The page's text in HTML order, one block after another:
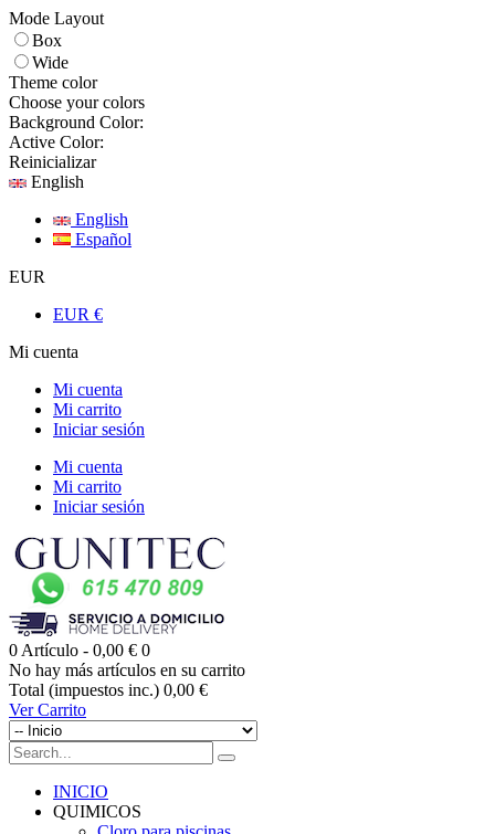
Mode Layout
Box
Wide
Theme color
Choose your colors
Background Color:
Active Color:
Reinicializar
English
English
Español
EUR
EUR €
Mi cuenta
Mi cuenta
Mi carrito
Iniciar sesión
Mi cuenta
Mi carrito
Iniciar sesión
0 Artículo - 0,00 € 0
No hay más artículos en su carrito
Total (impuestos inc.) 0,00 €
Ver Carrito
INICIO
QUIMICOS